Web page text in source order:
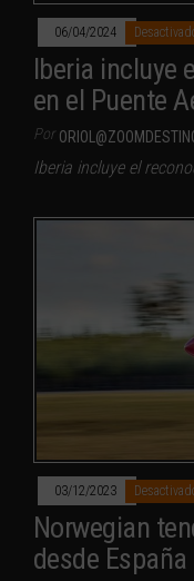
06/04/2024
Iberia incluye
en el Puente
Por
Iberia incluye el
03/12/2023
Norwegian
desde España